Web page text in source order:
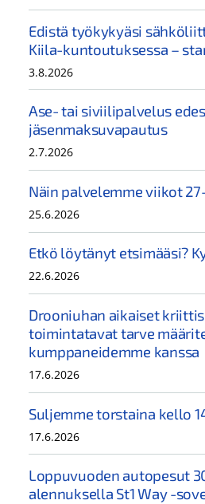
Edistä työkykyäsi
Kiila-kuntoutuksessa –
3.8.2026
Ase- tai siviilipalvelus
jäsenmaksuvapautus
2.7.2026
Näin palvelemme viikot
25.6.2026
Etkö löytänyt etsimääsi?
22.6.2026
Drooniuhan aikaiset
toimintatavat tarve
kumppaneidemme kanssa
17.6.2026
Suljemme torstaina kello
17.6.2026
Loppuvuoden autopesut
alennuksella St1 Way -